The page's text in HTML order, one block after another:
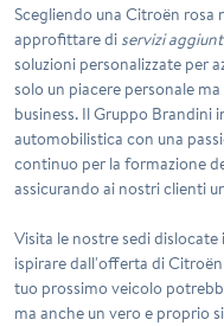
Scegliendo una Citroën
approfittare di servizi
soluzioni personalizzate per
solo un piacere personale
business. IlGruppo Brandini
automobilistica con una
continuo per la formazione
assicurando ai nostri clienti
Visita le nostre sedi
ispirare dall'offerta di
tuo prossimo veicolo
ma anche un vero e proprio